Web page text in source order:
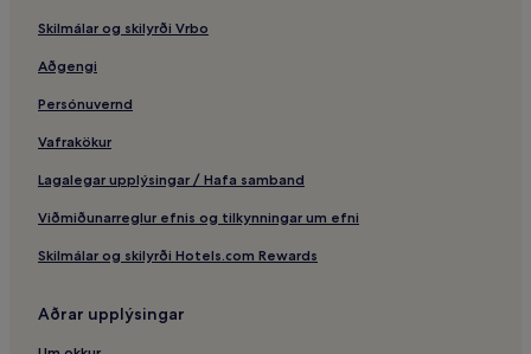
Skilmálar og skilyrði Vrbo
Aðgengi
Persónuvernd
Vafrakökur
Lagalegar upplýsingar / Hafa samband
Viðmiðunarreglur efnis og tilkynningar um efni
Skilmálar og skilyrði Hotels.com Rewards
Aðrar upplýsingar